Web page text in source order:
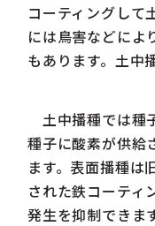
コーティングして
には鳥害などによ
もあります。土中
土中播種では種
種子に酸素が供給
ます。表面播種は
された鉄コーティ
発生を抑制できま